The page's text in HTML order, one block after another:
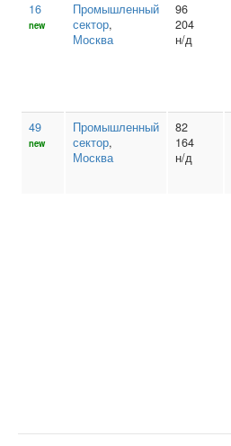
16
new
Промышленный
сектор,
Москва
96
204
н/д
49
new
Промышленный
сектор,
Москва
82
164
н/д